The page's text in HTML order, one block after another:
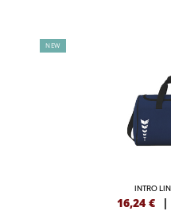
NEW
INTRO
16,24 € |